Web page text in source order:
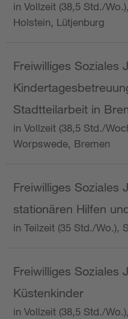
in Vollzeit (38,5 Std./
Holstein, Lütjenburg
Freiwilliges Soziales
Stadtteilarbeit in
in Vollzeit (38,5 Std./
Worpswede, Bremen
Freiwilliges Soziales
stationären Hilfen
in Teilzeit (35 Std./Wo.),
Freiwilliges Soziales
Küstenkinder
in Vollzeit (38,5 Std./